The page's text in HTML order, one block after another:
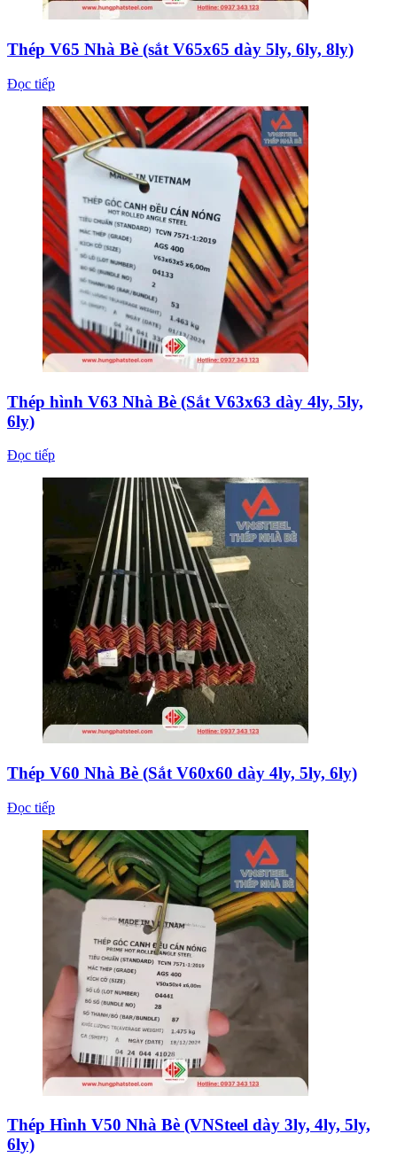
Thép V65 Nhà Bè (sắt V65x65 dày 5ly, 6ly, 8ly)
Đọc tiếp
Thép hình V63 Nhà Bè (Sắt V63x63 dày 4ly, 5ly,
6ly)
Đọc tiếp
Thép V60 Nhà Bè (Sắt V60x60 dày 4ly, 5ly, 6ly)
Đọc tiếp
Thép Hình V50 Nhà Bè (VNSteel dày 3ly, 4ly, 5ly,
6ly)